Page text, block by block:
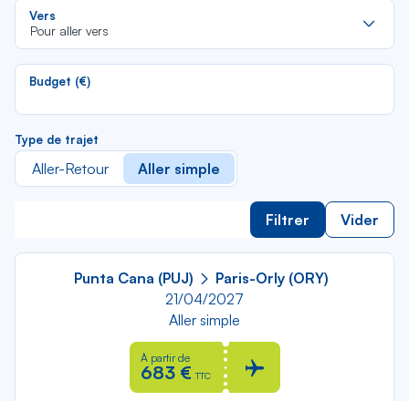
Vers
Pour aller vers
Budget (€)
Type de trajet
Aller-Retour Aller simple
Filtrer Vider
Punta Cana (PUJ)
Paris-Orly (ORY)
21/04/2027
Aller simple
À partir de
683 € TTC